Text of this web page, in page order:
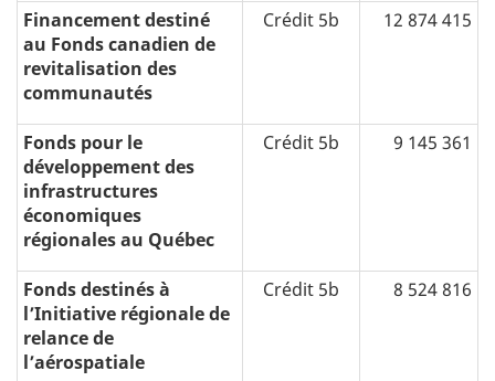
Financement destiné
au Fonds canadien de
revitalisation des
communautés
Crédit 5b 12 874 415
Fonds pour le
développement des
infrastructures
économiques
régionales au Québec
Crédit 5b 9 145 361
Fonds destinés à
l’Initiative régionale de
relance de
l’aérospatiale
Crédit 5b 8 524 816